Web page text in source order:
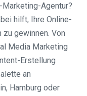
Marketing-Agentur?
hilft, Ihre Online-
zu gewinnen. Von
Media Marketing
Erstellung
an
Hamburg oder